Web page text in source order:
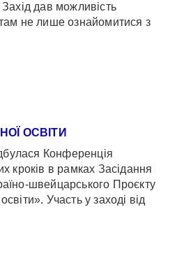
дав можливість
не лише ознайомитися з
ОСВІТИ
Конференція
кроків в рамках Засідання
швейцарського Проєкту
Участь у заході від